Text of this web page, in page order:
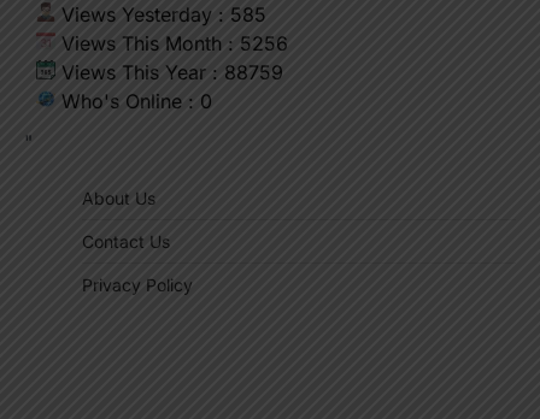
Views Yesterday : 585
Views This Month : 5256
Views This Year : 88759
Who's Online : 0
"
About Us
Contact Us
Privacy Policy